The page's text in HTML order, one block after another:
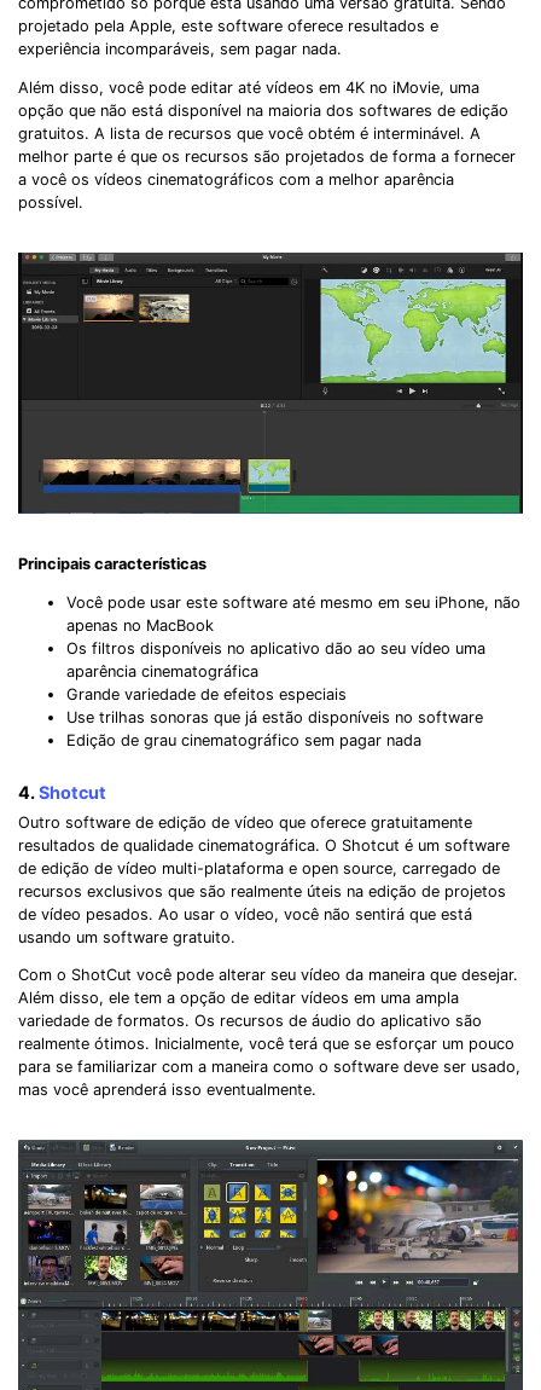
projetado pela Apple, este software oferece resultados e
experiência incomparáveis, sem pagar nada.
Além disso, você pode editar até vídeos em 4K no iMovie, uma
opção que não está disponível na maioria dos softwares de edição
gratuitos. A lista de recursos que você obtém é interminável. A
melhor parte é que os recursos são projetados de forma a fornecer
a você os vídeos cinematográficos com a melhor aparência
possível.
Principais características
Você pode usar este software até mesmo em seu iPhone, não
apenas no MacBook
Os filtros disponíveis no aplicativo dão ao seu vídeo uma
aparência cinematográfica
Grande variedade de efeitos especiais
Use trilhas sonoras que já estão disponíveis no software
Edição de grau cinematográfico sem pagar nada
4.Shotcut
Outro software de edição de vídeo que oferece gratuitamente
resultados de qualidade cinematográfica. O Shotcut é um software
de edição de vídeo multi-plataforma e open source, carregado de
recursos exclusivos que são realmente úteis na edição de projetos
de vídeo pesados. Ao usar o vídeo, você não sentirá que está
usando um software gratuito.
Com o ShotCut você pode alterar seu vídeo da maneira que desejar.
Além disso, ele tem a opção de editar vídeos em uma ampla
variedade de formatos. Os recursos de áudio do aplicativo são
realmente ótimos. Inicialmente, você terá que se esforçar um pouco
para se familiarizar com a maneira como o software deve ser usado,
mas você aprenderá isso eventualmente.